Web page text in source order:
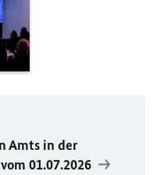
Amts in der
01.07.2026